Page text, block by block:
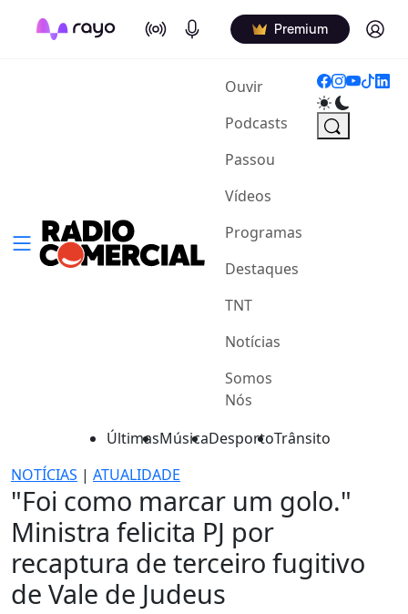
On Air Podcasts Premium Log in
Ouvir(current)
Podcasts
Passou
Vídeos
Programas
Destaques
TNT
Notícias
Somos
Nós
ÚltimasMúsicaDesportoTrânsito
NOTÍCIAS | ATUALIDADE
"Foi como marcar um golo."
Ministra felicita PJ por
recaptura de terceiro fugitivo
de Vale de Judeus